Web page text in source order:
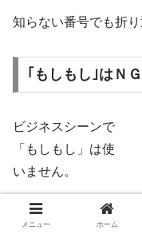
知らない番号でも折
｢もしもし｣はＮＧ
ビジネスシーンで
「もしもし」は使
いません。
「はい、○○（会社
メニュー ホーム